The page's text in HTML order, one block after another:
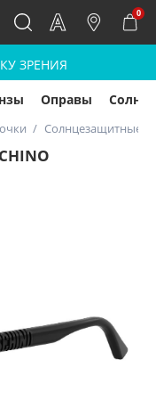
0
ЗРЕНИЯ
Оправы
Солнцезащитные